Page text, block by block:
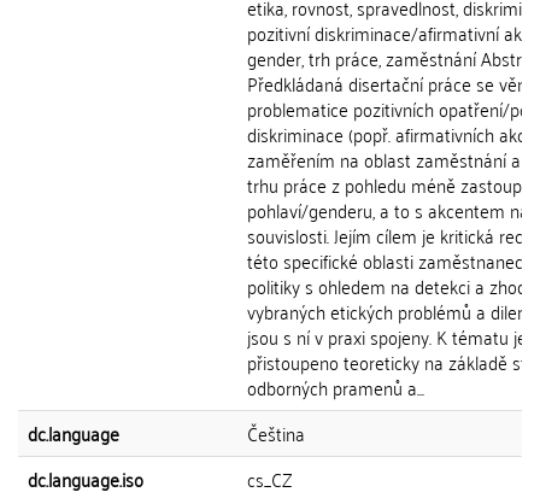
etika, rovnost, spravedlnost,
pozitivní diskriminace/afirmativní
gender, trh práce, zaměstnání
Předkládaná disertační práce se
problematice pozitivních opatření/
diskriminace (popř. afirmativních
zaměřením na oblast zaměstnání a
trhu práce z pohledu méně
pohlaví/genderu, a to s akcentem na
souvislosti. Jejím cílem je kritická
této specifické oblasti zaměstnanecké
politiky s ohledem na detekci a
vybraných etických problémů a
jsou s ní v praxi spojeny. K tématu je
přistoupeno teoreticky na základě
odborných pramenů a...
dc.language
Čeština
dc.language.iso
cs_CZ